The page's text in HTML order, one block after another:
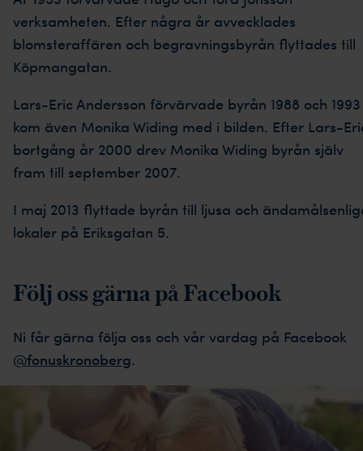
verksamheten. Efter några år avvecklades
blomsteraffären och begravningsbyrån flyttades till
Köpmangatan.
Lars-Eric Andersson förvärvade byrån 1988 och 1993
kom även Monika Widing med i bilden. Efter Lars-
bortgång år 2000 drev Monika Widing byrån själv
fram till september 2007.
I maj 2013 flyttade byrån till ljusa och
lokaler på Eriksgatan 5.
Följ oss gärna på Facebook
Ni får gärna följa oss och vår vardag på Facebook
@fonuskronoberg.